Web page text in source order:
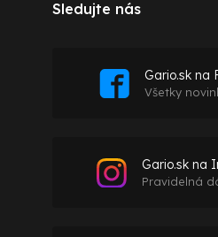
Sledujte nás
Gario.sk na
Všetky
Gario.sk na
Pravidelná